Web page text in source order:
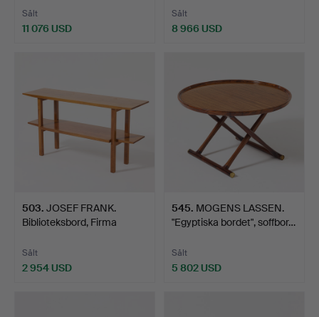
Sålt
11 076 USD
Sålt
8 966 USD
503. JOSEF FRANK.
Biblioteksbord, Firma
Sålt
2 954 USD
545. MOGENS LASSEN.
"Egyptiska bordet", soffbor…
Sålt
5 802 USD